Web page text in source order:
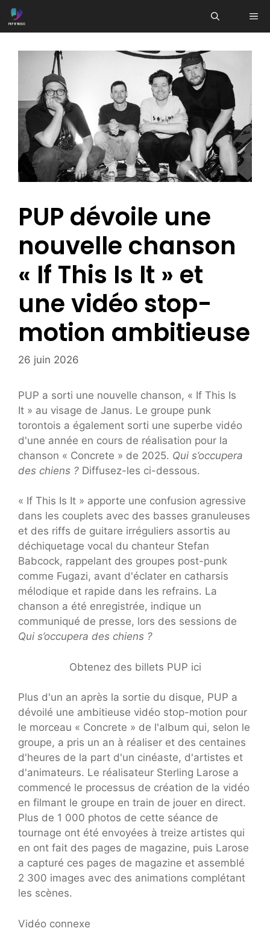
Aller
au
PUP dévoile une
nouvelle chanson
« If This Is It » et
une vidéo stop-
motion ambitieuse
26 juin 2026
PUP a sorti une nouvelle chanson, « If This Is
It » au visage de Janus. Le groupe punk
torontois a également sorti une superbe vidéo
d'une année en cours de réalisation pour la
chanson « Concrete » de 2025. Qui s’occupera
des chiens ? Diffusez-les ci-dessous.
« If This Is It » apporte une confusion agressive
dans les couplets avec des basses granuleuses
et des riffs de guitare irréguliers assortis au
déchiquetage vocal du chanteur Stefan
Babcock, rappelant des groupes post-punk
comme Fugazi, avant d'éclater en catharsis
mélodique et rapide dans les refrains. La
chanson a été enregistrée, indique un
communiqué de presse, lors des sessions de
Qui s’occupera des chiens ?
Obtenez des billets PUP ici
Plus d'un an après la sortie du disque, PUP a
dévoilé une ambitieuse vidéo stop-motion pour
le morceau « Concrete » de l'album qui, selon le
groupe, a pris un an à réaliser et des centaines
d'heures de la part d'un cinéaste, d'artistes et
d'animateurs. Le réalisateur Sterling Larose a
commencé le processus de création de la vidéo
en filmant le groupe en train de jouer en direct.
Plus de 1 000 photos de cette séance de
tournage ont été envoyées à treize artistes qui
en ont fait des pages de magazine, puis Larose
a capturé ces pages de magazine et assemblé
2 300 images avec des animations complétant
les scènes.
Vidéo connexe